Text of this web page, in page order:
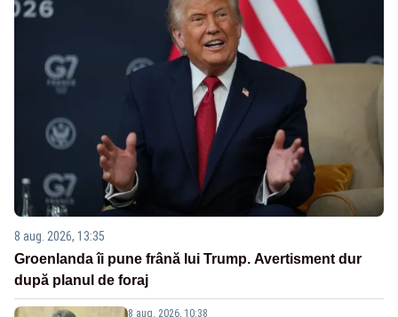
8 aug. 2026, 13:35
Groenlanda îi pune frână lui Trump. Avertisment dur
după planul de foraj
8 aug. 2026, 10:38